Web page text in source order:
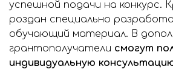
успешной подачи на конкурс.
роздан специально
обучающий материал. В
грантополучатели смогут
индивидуальную